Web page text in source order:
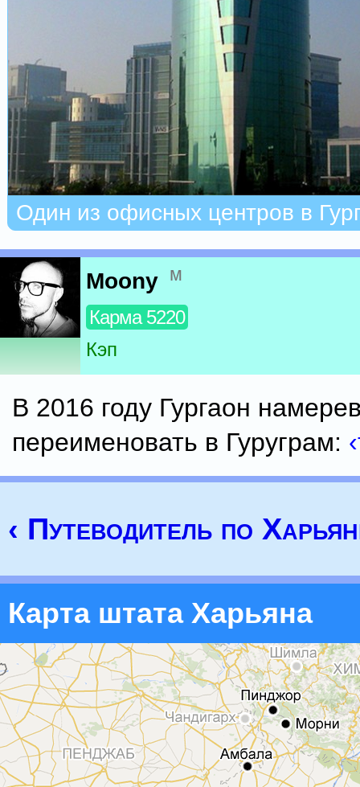
Один из офисных центров в
Moony м
Карма 5220
Кэп
В 2016 году Гургаон
переименовать в Гуруграм:
‹ Путеводитель по
Карта штата Харьяна